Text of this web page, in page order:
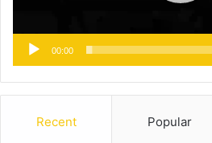
00:00
Recent Popular